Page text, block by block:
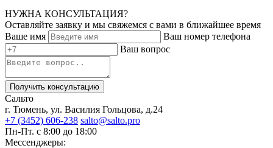
НУЖНА КОНСУЛЬТАЦИЯ?
Оставляйте заявку и мы свяжемся с вами в ближайшее время
Ваше имя
Ваш номер телефона
Ваш вопрос
Получить консультацию
Сальто
г. Тюмень, ул. Василия Гольцова, д.24
+7 (3452) 606-238 salto@salto.pro
Пн-Пт. с 8:00 до 18:00
Мессенджеры: